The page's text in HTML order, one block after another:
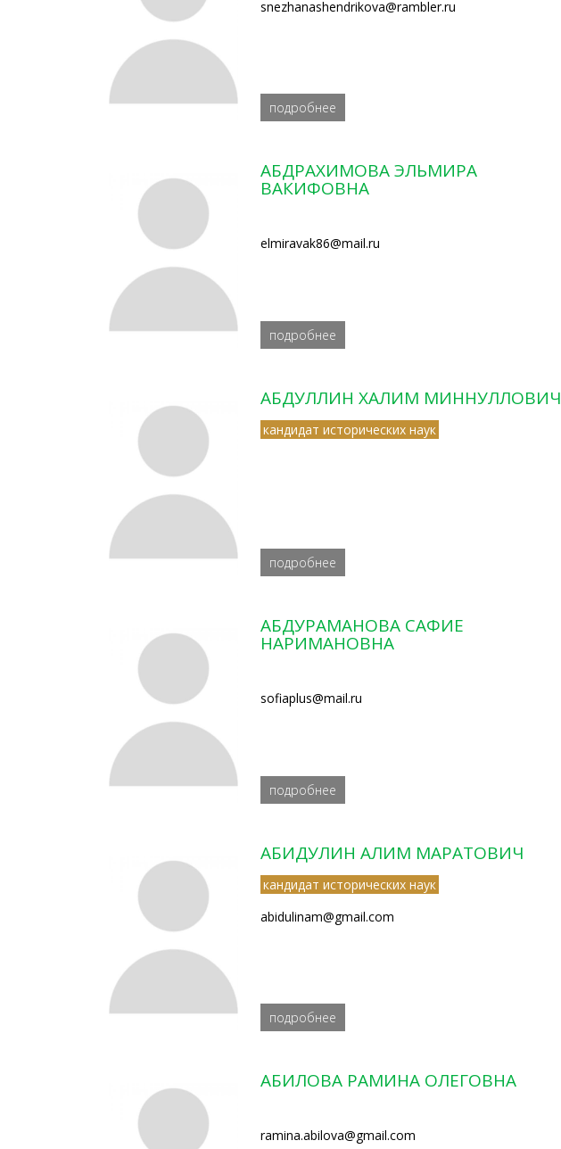
snezhanashendrikova@rambler.ru
подробнее
АБДРАХИМОВА ЭЛЬМИРА
ВАКИФОВНА
elmiravak86@mail.ru
подробнее
АБДУЛЛИН ХАЛИМ МИННУЛЛОВИЧ
кандидат исторических наук
подробнее
АБДУРАМАНОВА САФИЕ
НАРИМАНОВНА
sofiaplus@mail.ru
подробнее
АБИДУЛИН АЛИМ МАРАТОВИЧ
кандидат исторических наук
abidulinam@gmail.com
подробнее
АБИЛОВА РАМИНА ОЛЕГОВНА
ramina.abilova@gmail.com